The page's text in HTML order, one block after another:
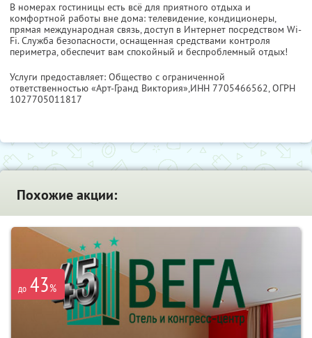
В номерах гостиницы есть всё для приятного отдыха и
комфортной работы вне дома: телевидение, кондиционеры,
прямая международная связь, доступ в Интернет посредством Wi-
Fi. Служба безопасности, оснащенная средствами контроля
периметра, обеспечит вам спокойный и беспроблемный отдых!
Услуги предоставляет: Общество с ограниченной
ответственностью «Арт-Гранд Виктория»,ИНН 7705466562, ОГРН
1027705011817
Похожие акции:
до 43%